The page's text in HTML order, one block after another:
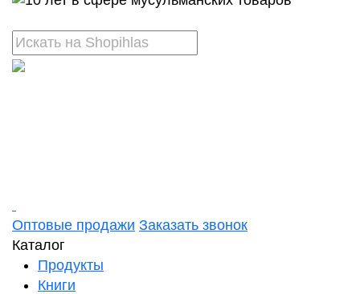
Оптовые продажи Заказать звонок
Каталог
Продукты
Книги